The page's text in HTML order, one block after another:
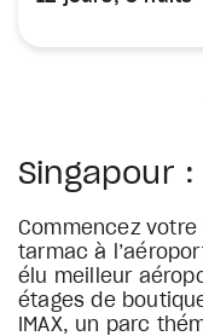
Singapour
Commencez
tarmac à
élu meilleur
étages de
IMAX, un parc